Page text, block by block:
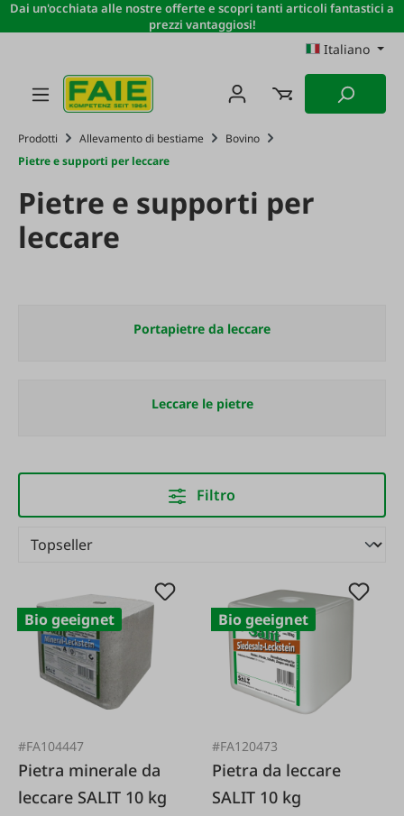
Passa al contenuto principale
Dai un'occhiata alle nostre offerte e scopri tanti articoli fantastici a
prezzi vantaggiosi!
Italiano
Prodotti Allevamento di bestiame
Bovino
Pietre e supporti per leccare
Pietre e supporti per
leccare
Portapietre da leccare
Leccare le pietre
Filtro
Bio geeignet
#FA104447
Pietra minerale da
leccare SALIT 10 kg
Bio geeignet
#FA120473
Pietra da leccare
SALIT 10 kg